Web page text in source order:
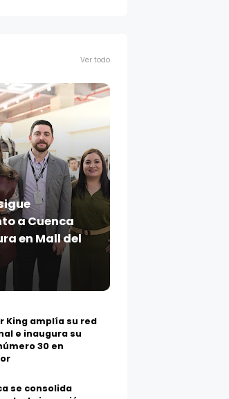
Ver todo
a Cuenca
en Mall del
King amplía su red
e inaugura su
30 en
se consolida